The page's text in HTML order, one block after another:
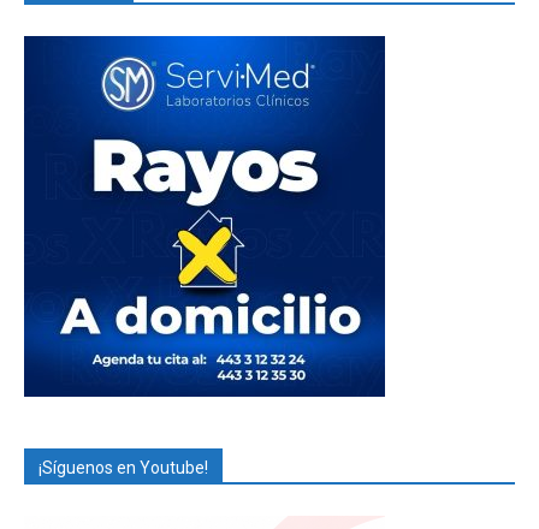
¡Síguenos en Youtube!